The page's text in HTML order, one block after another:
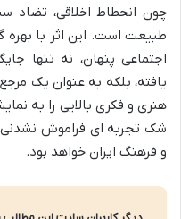
چون انحطاط اخلاقی،
طبیعت است. این اثر با بهره
اجتماعی پنهان، نه تنها
یافته، بلکه به عنوان یک
هنری و فکری بالایی را به
شک تجربه ای فراموش نشدنی
و فرهنگ ایران خواهد بود.